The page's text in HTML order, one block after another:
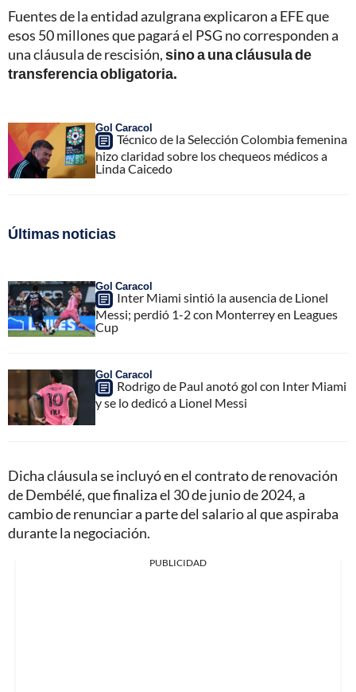
Fuentes de la entidad azulgrana explicaron a EFE que
esos 50 millones que pagará el PSG no corresponden a
una cláusula de rescisión,sino a una cláusula de
transferencia obligatoria.
Gol Caracol
Técnico de la Selección Colombia femenina
hizo claridad sobre los chequeos médicos a
Linda Caicedo
Últimas noticias
Gol Caracol
Inter Miami sintió la ausencia de Lionel
Messi; perdió 1-2 con Monterrey en Leagues
Cup
Gol Caracol
Rodrigo de Paul anotó gol con Inter Miami
y se lo dedicó a Lionel Messi
Dicha cláusula se incluyó en el contrato de renovación
de Dembélé, que finaliza el 30 de junio de 2024, a
cambio de renunciar a parte del salario al que aspiraba
durante la negociación.
PUBLICIDAD